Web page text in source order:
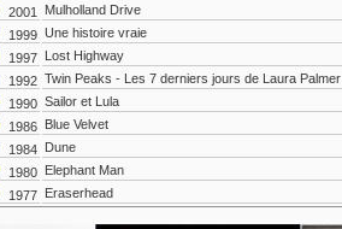
2001
Mulholland Drive
1999 Une histoire vraie
1997 Lost Highway
1992 Twin Peaks - Les 7 derniers jours de Laura Palmer
1990 Sailor et Lula
1986 Blue Velvet
1984 Dune
1980 Elephant Man
1977 Eraserhead